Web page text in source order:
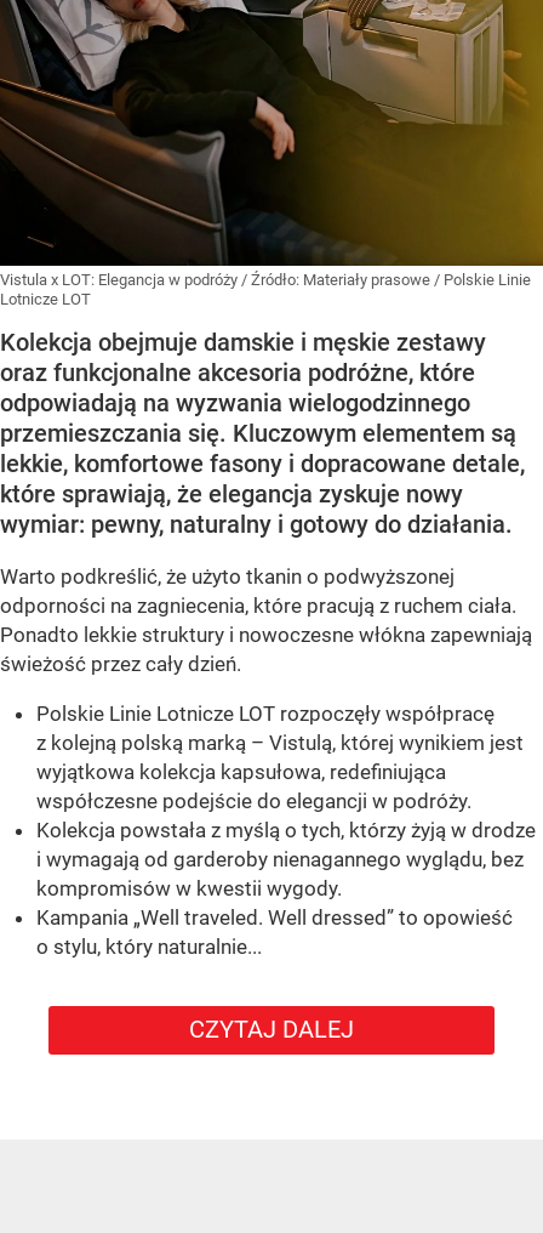
Vistula x LOT: Elegancja w podróży / Źródło: Materiały prasowe / Polskie Linie
Lotnicze LOT
Kolekcja obejmuje damskie i męskie zestawy
oraz funkcjonalne akcesoria podróżne, które
odpowiadają na wyzwania wielogodzinnego
przemieszczania się. Kluczowym elementem są
lekkie, komfortowe fasony i dopracowane detale,
które sprawiają, że elegancja zyskuje nowy
wymiar: pewny, naturalny i gotowy do działania.
Warto podkreślić, że użyto tkanin o podwyższonej
odporności na zagniecenia, które pracują z ruchem ciała.
Ponadto lekkie struktury i nowoczesne włókna zapewniają
świeżość przez cały dzień.
Polskie Linie Lotnicze LOT rozpoczęły współpracę
z kolejną polską marką – Vistulą, której wynikiem jest
wyjątkowa kolekcja kapsułowa, redefiniująca
współczesne podejście do elegancji w podróży.
Kolekcja powstała z myślą o tych, którzy żyją w drodze
i wymagają od garderoby nienagannego wyglądu, bez
kompromisów w kwestii wygody.
Kampania „Well traveled. Well dressed” to opowieść
o stylu, który naturalnie...
CZYTAJ DALEJ